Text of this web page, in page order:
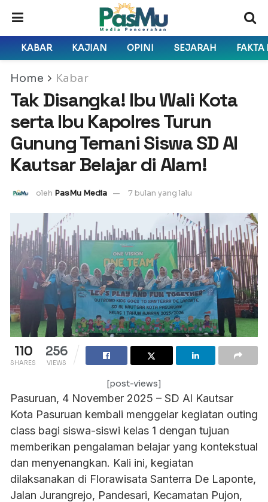
KABAR KAJIAN OPINI SEJARAH FAKTA
Home Kabar
Tak Disangka! Ibu Wali Kota
serta Ibu Kapolres Turun
Gunung Temani Siswa SD Al
Kautsar Belajar di Alam!
oleh PasMu Media 7 bulan yang lalu
110
SHARES
256
VIEWS
[post-views]
Pasuruan, 4 November 2025 – SD Al Kautsar
Kota Pasuruan kembali menggelar kegiatan outing
class bagi siswa-siswi kelas 1 dengan tujuan
memberikan pengalaman belajar yang kontekstual
dan menyenangkan. Kali ini, kegiatan
dilaksanakan di Florawisata Santerra De Laponte,
Jalan Jurangrejo, Pandesari, Kecamatan Pujon,